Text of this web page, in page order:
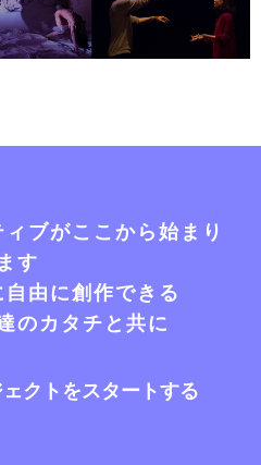
ブがここから始まり
ます
由に創作できる
のカタチと共に
クトをスタートする